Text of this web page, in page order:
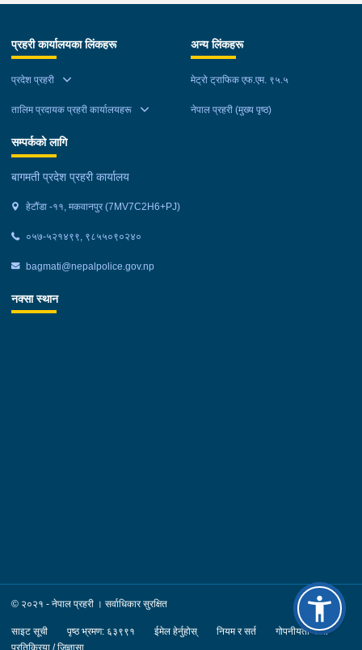
लागुऔषध गाँजा २६ किलोग्राम २० ग्राम फेला परेको । लागुऔषध सहित
समिर मोक्तान र सोहि हेटौंडा उपमहानगरपालिका-१९, बस्तिपुर बस्ने वर्ष
भईरहेको छ ।
प्रहरी कार्यालयका लिंकहरू
प्रदेश प्रहरी
तालिम प्रदायक प्रहरी कार्यालयहरू
अन्य लिंकहरू
मेट्रो ट्राफिक एफ.एम. ९५.५
नेपाल प्रहरी (मुख्य पृष्ठ)
सम्पर्कको लागि
बागमती प्रदेश प्रहरी कार्यालय
हेटौंडा -११, मकवानपुर (7MV7C2H6+PJ)
०५७-५२१४९९, ९८५५०९०२४०
bagmati@nepalpolice.gov.np
नक्सा स्थान
© २०२१ - नेपाल प्रहरी । सर्वाधिकार सुरक्षित
साइट सूची पृष्ठ भ्रमण: ६३९९१ ईमेल हेर्नुहोस् नियम र सर्त
गोपनीयता नीति
प्रतिक्रिया / जिज्ञासा